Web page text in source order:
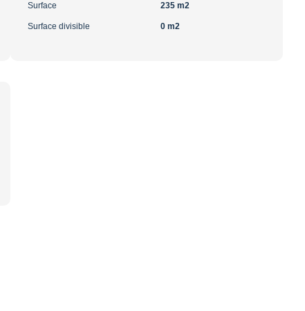
Surface 235 m2
Surface divisible 0 m2